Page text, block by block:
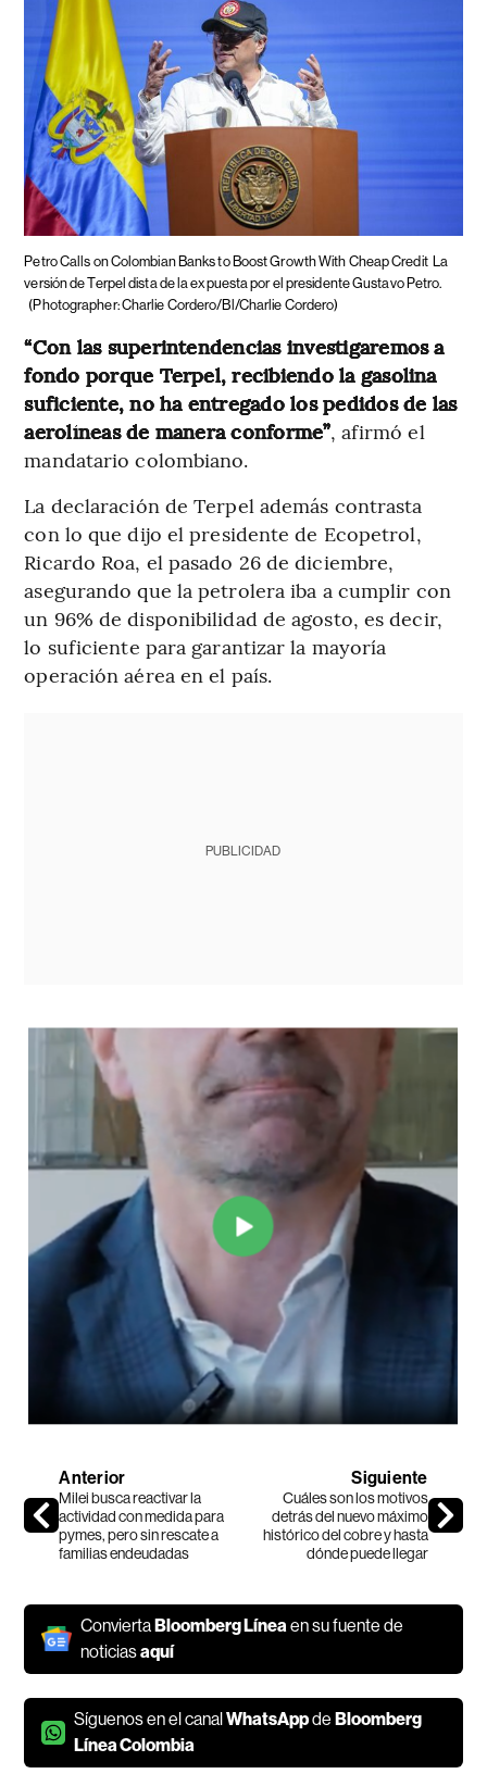
Petro Calls on Colombian Banks to Boost Growth With Cheap Credit La
versión de Terpel dista de la expuesta por el presidente Gustavo Petro.
(Photographer: Charlie Cordero/Bl/Charlie Cordero)
“Con las superintendencias investigaremos a
fondo porque Terpel, recibiendo la gasolina
suficiente, no ha entregado los pedidos de las
aerolíneas de manera conforme”, afirmó el
mandatario colombiano.
La declaración de Terpel además contrasta
con lo que dijo el presidente de Ecopetrol,
Ricardo Roa, el pasado 26 de diciembre,
asegurando que la petrolera iba a cumplir con
un 96% de disponibilidad de agosto, es decir,
lo suficiente para garantizar la mayoría
operación aérea en el país.
PUBLICIDAD
Anterior
Milei busca reactivar la
actividad con medida para
pymes, pero sin rescate a
familias endeudadas
Siguiente
Cuáles son los motivos
detrás del nuevo máximo
histórico del cobre y hasta
dónde puede llegar
ConviertaBloomberg Línea en su fuente de
noticiasaquí
Síguenos en el canalWhatsAppdeBloomberg
Línea Colombia